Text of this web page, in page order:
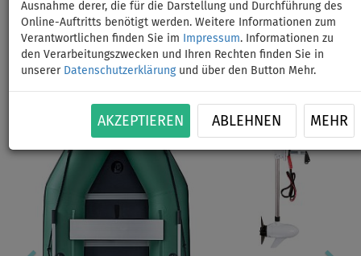
Ausnahme derer, die für die Darstellung und Durchführung des
Online-Auftritts benötigt werden. Weitere Informationen zum
Verantwortlichen finden Sie im
Impressum. Informationen zu
den Verarbeitungszwecken und Ihren Rechten finden Sie in
unserer Datenschutzerklärungund über den Button Mehr.
AKZEPTIEREN ABLEHNEN MEHR
Elektromotor ADVANCE 70 12V